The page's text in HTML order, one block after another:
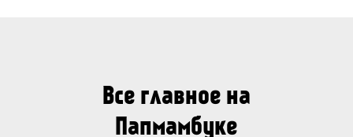
Все главное на
Папмамбуке